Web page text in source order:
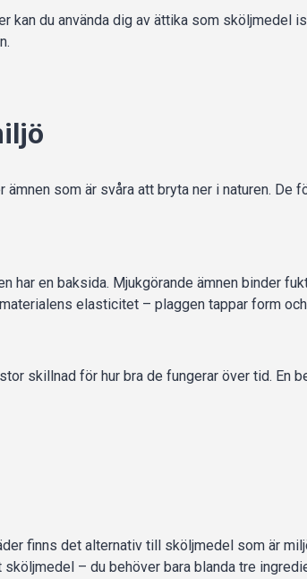
du använda dig av ättika som sköljmedel
som är svåra att bryta ner i naturen. De
har en baksida. Mjukgörande ämnen binder
elasticitet – plaggen tappar form
skillnad för hur bra de fungerar över tid. En
finns det alternativ till sköljmedel som är
– du behöver bara blanda tre